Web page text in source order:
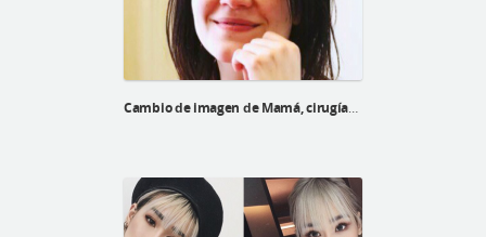
Cambio de imagen de Mamá, cirugías para madres